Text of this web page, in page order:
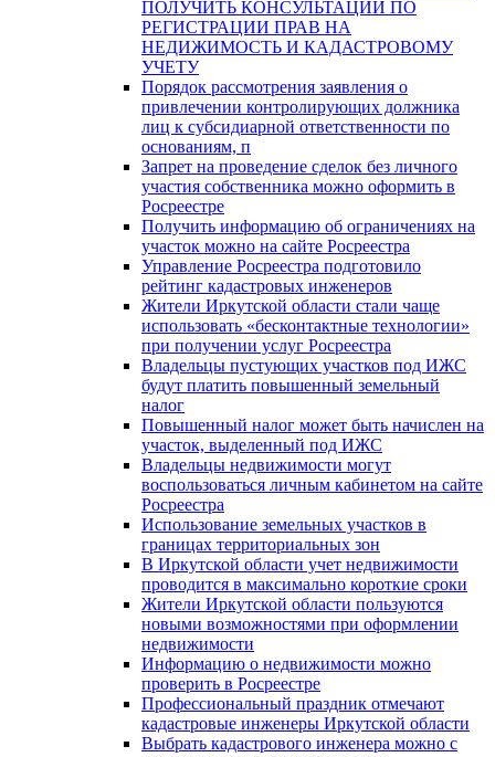
ПОЛУЧИТЬ КОНСУЛЬТАЦИИ ПО
РЕГИСТРАЦИИ ПРАВ НА
НЕДИЖИМОСТЬ И КАДАСТРОВОМУ
УЧЕТУ
Порядок рассмотрения заявления о
привлечении контролирующих должника
лиц к субсидиарной ответственности по
основаниям, п
Запрет на проведение сделок без личного
участия собственника можно оформить в
Росреестре
Получить информацию об ограничениях на
участок можно на сайте Росреестра
Управление Росреестра подготовило
рейтинг кадастровых инженеров
Жители Иркутской области стали чаще
использовать «бесконтактные технологии»
при получении услуг Росреестра
Владельцы пустующих участков под ИЖС
будут платить повышенный земельный
налог
Повышенный налог может быть начислен на
участок, выделенный под ИЖС
Владельцы недвижимости могут
воспользоваться личным кабинетом на сайте
Росреестра
Использование земельных участков в
границах территориальных зон
В Иркутской области учет недвижимости
проводится в максимально короткие сроки
Жители Иркутской области пользуются
новыми возможностями при оформлении
недвижимости
Информацию о недвижимости можно
проверить в Росреестре
Профессиональный праздник отмечают
кадастровые инженеры Иркутской области
Выбрать кадастрового инженера можно с